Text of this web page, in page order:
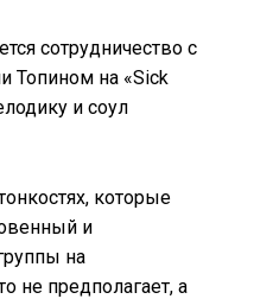
сотрудничество с
Топином на «Sick
и соул
которые
и
на
не предполагает, а